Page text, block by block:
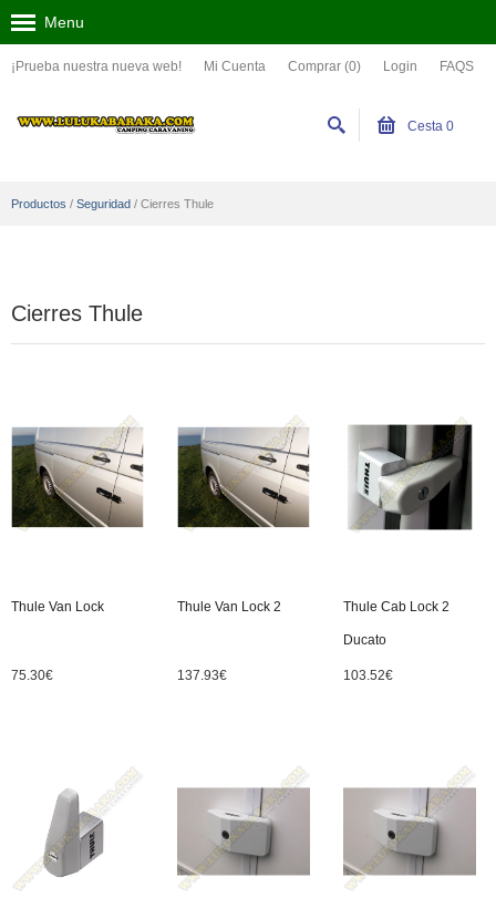
¡Prueba nuestra nueva web! Mi Cuenta Comprar (0) Login FAQS
Menu
Cesta 0
Productos / Seguridad / Cierres Thule
Cierres Thule
Thule Van Lock
75.30€
Thule Van Lock 2
137.93€
Thule Cab Lock 2
Ducato
103.52€